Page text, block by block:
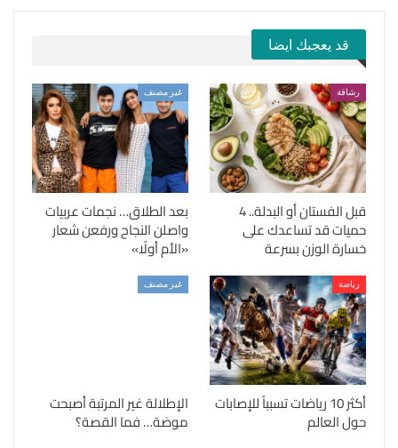
قد يعجبك ايضا
رشاقة
قبل الفستان أو البدلة.. 4
حميات قد تساعدك على
خسارة الوزن بسرعة
غير مصنف
بعد الطلاق… نجمات عربيات
واصلن النجاح ورفعن شعار
«الأم أولًا»
رياضة
أكثر 10 رياضات تسبباً للإصابات
حول العالم
غير مصنف
الإطلالة غير المرتبة أصبحت
موضة… فما القصة؟